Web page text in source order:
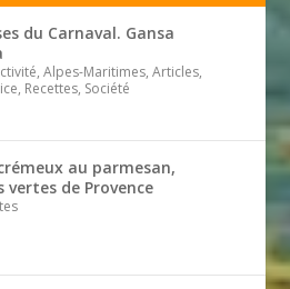
du Carnaval. Gansa
Alpes-Maritimes, Articles,
Recettes, Société
au parmesan,
vertes de Provence